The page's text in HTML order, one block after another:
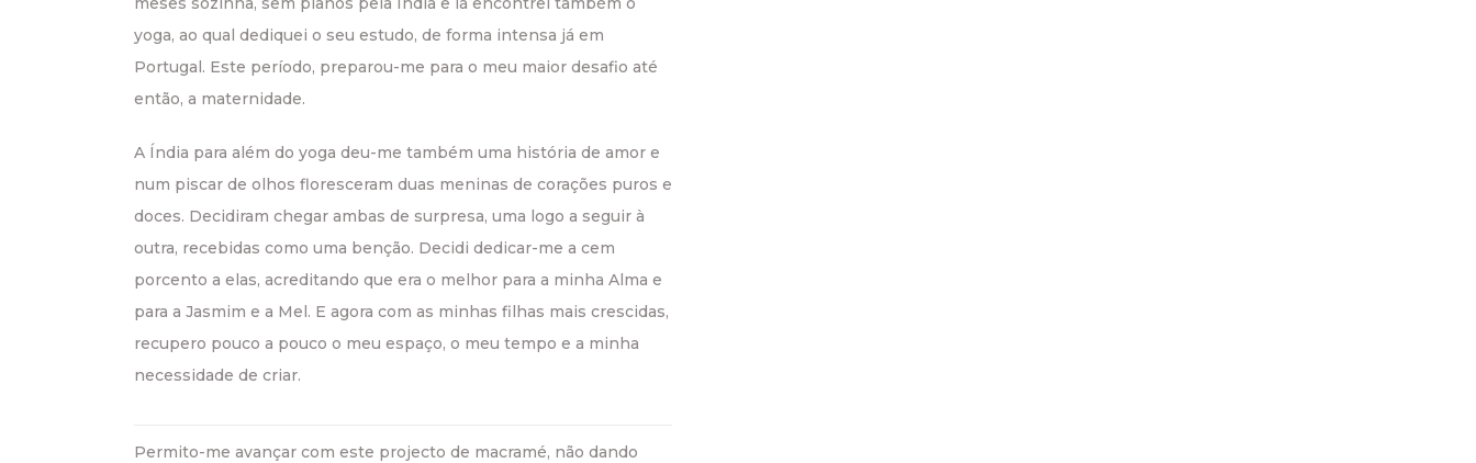
yoga, ao qual dediquei o seu estudo, de forma intensa já em
Portugal. Este período, preparou-me para o meu maior desafio até
então, a maternidade.
A Índia para além do yoga deu-me também uma história de amor e
num piscar de olhos floresceram duas meninas de corações puros e
doces. Decidiram chegar ambas de surpresa, uma logo a seguir à
outra, recebidas como uma benção. Decidi dedicar-me a cem
porcento a elas, acreditando que era o melhor para a minha Alma e
para a Jasmim e a Mel. E agora com as minhas filhas mais crescidas,
recupero pouco a pouco o meu espaço, o meu tempo e a minha
necessidade de criar.
Permito-me avançar com este projecto de macramé, não dando